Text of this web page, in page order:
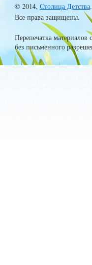
© 2014, Столица Детства.
Все права защищены.
Перепечатка материалов
без письменного